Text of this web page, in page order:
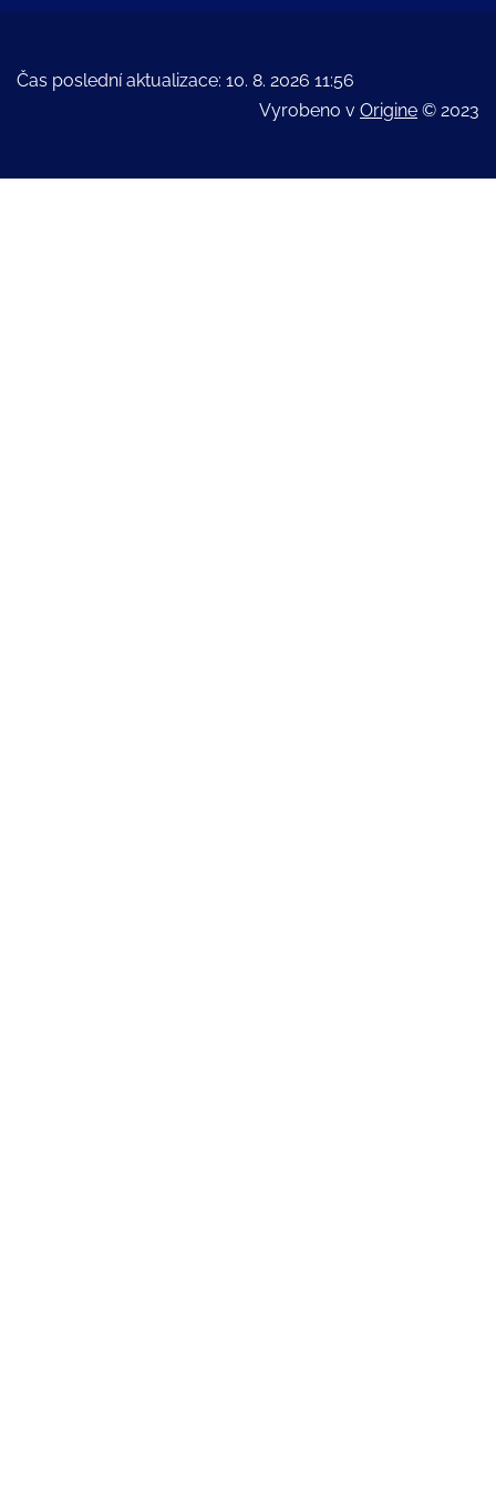
Čas poslední aktualizace: 10. 8. 2026 11:56
Vyrobeno v Origine © 2023